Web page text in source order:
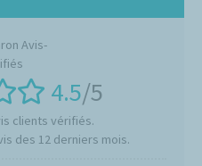
4.5/5
clients vérifiés.
des 12 derniers mois.